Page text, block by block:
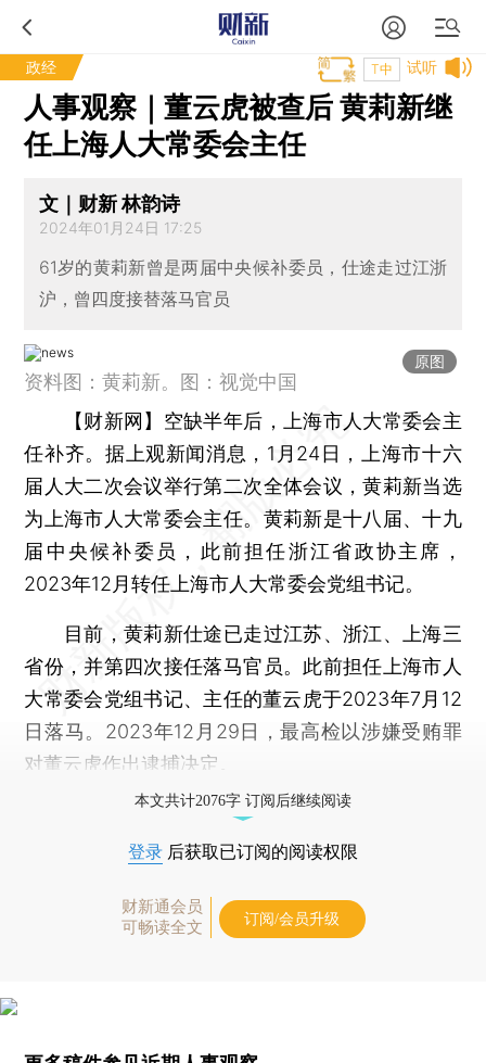
政经 试听
T中
人事观察｜董云虎被查后 黄莉新继
任上海人大常委会主任
文｜财新 林韵诗
2024年01月24日 17:25
61岁的黄莉新曾是两届中央候补委员，仕途走过江浙
沪，曾四度接替落马官员
原图
资料图：黄莉新。图：视觉中国
【财新网】 空缺半年后，上海市人大常委会主
任补齐。据上观新闻消息，1月24日，上海市十六
届人大二次会议举行第二次全体会议，黄莉新当选
为上海市人大常委会主任。黄莉新是十八届、十九
届中央候补委员，此前担任浙江省政协主席，
2023年12月转任上海市人大常委会党组书记。
目前，黄莉新仕途已走过江苏、浙江、上海三
省份，并第四次接任落马官员。此前担任上海市人
大常委会党组书记、主任的董云虎于2023年7月12
日落马。2023年12月29日，最高检以涉嫌受贿罪
对董云虎作出逮捕决定。
本文共计2076字 订阅后继续阅读
登录 后获取已订阅的阅读权限
财新通会员
可畅读全文
订阅/会员升级